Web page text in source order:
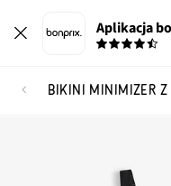
Aplikacja